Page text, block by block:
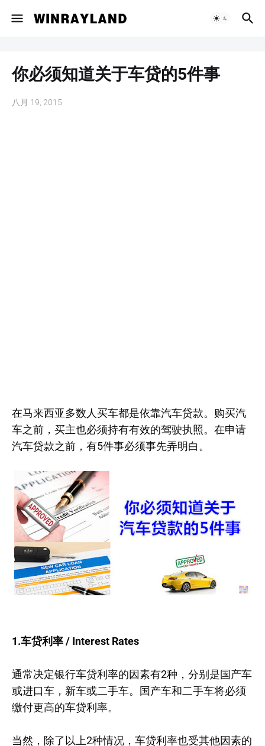
你必须知道关于车贷的5件事
八月 19, 2015
在马来西亚多数人买车都是依靠汽车贷款。购买汽
车之前，买主也必须持有有效的驾驶执照。在申请
汽车贷款之前，有5件事必须事先弄明白。
1.车贷利率 / Interest Rates
通常决定银行车贷利率的因素有2种，分别是国产车
或进口车，新车或二手车。国产车和二手车将必须
缴付更高的车贷利率。
当然，除了以上2种情况，车贷利率也受其他因素的